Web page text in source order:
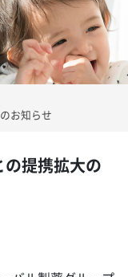
お知らせ
の提携拡大の